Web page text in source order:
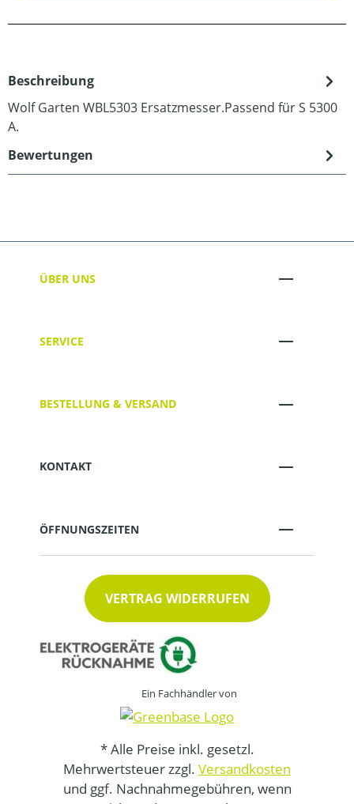
Beschreibung
Wolf Garten WBL5303 Ersatzmesser.Passend für S 5300
A.
Bewertungen
ÜBER UNS
SERVICE
BESTELLUNG & VERSAND
KONTAKT
ÖFFNUNGSZEITEN
VERTRAG WIDERRUFEN
Ein Fachhändler von
* Alle Preise inkl. gesetzl.
Mehrwertsteuer zzgl. Versandkosten
und ggf. Nachnahmegebühren, wenn